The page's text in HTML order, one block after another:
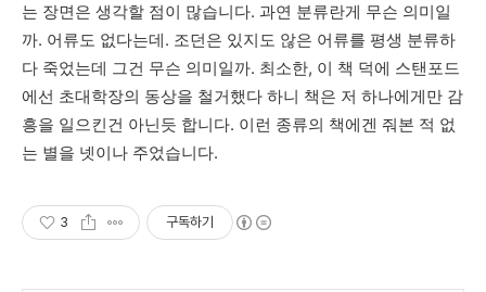
는 장면은 생각할 점이 많습니다. 과연 분류란게 무슨 의미일
까. 어류도 없다는데. 조던은 있지도 않은 어류를 평생 분류하
다 죽었는데 그건 무슨 의미일까. 최소한, 이 책 덕에 스탠포드
에선 초대학장의 동상을 철거했다 하니 책은 저 하나에게만 감
흥을 일으킨건 아닌듯 합니다. 이런 종류의 책에겐 줘본 적 없
는 별을 넷이나 주었습니다.
3 구독하기